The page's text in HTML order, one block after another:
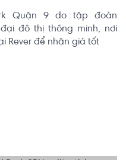
Quận 9 do tập đoàn
đô thị thông minh, nơi
Rever để nhận giá tốt